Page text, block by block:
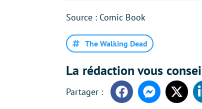
Source : Comic Book
The Walking Dead
La rédaction vous
FacebookMessengerTwitter